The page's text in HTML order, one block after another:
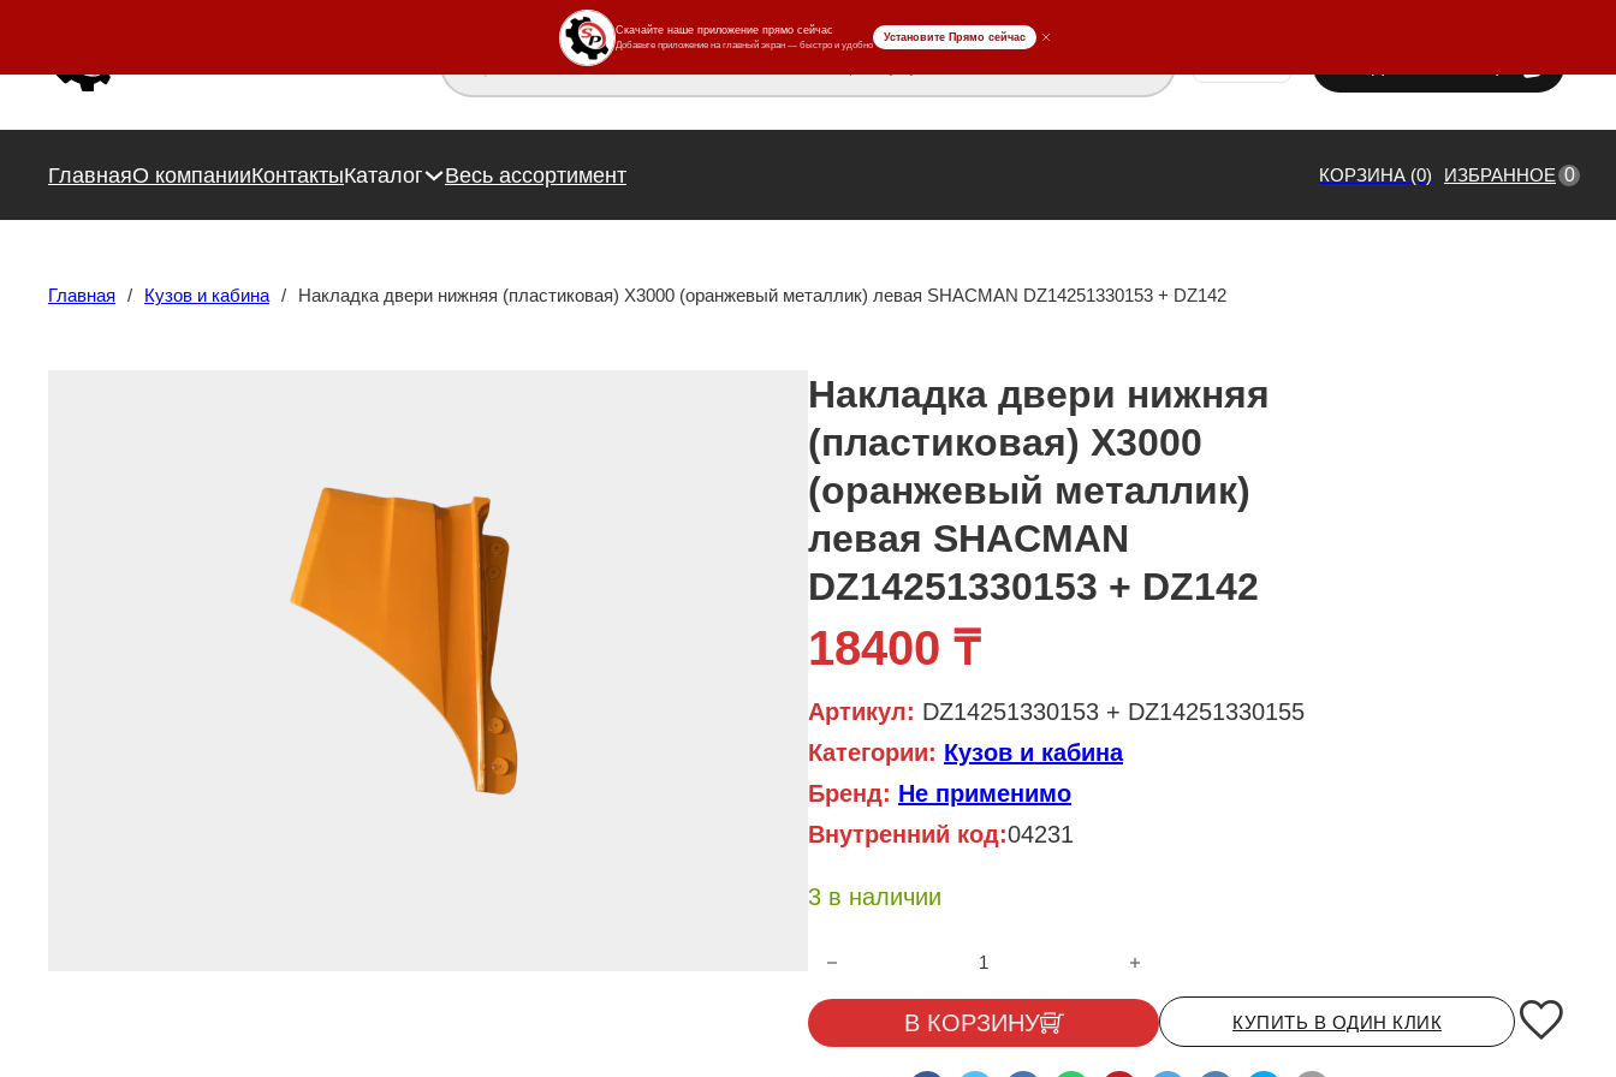
Поиск товаров
ГлавнаяО компанииКонтактыКаталог Весь ассортимент КОРЗИНА (0) ИЗБРАННОЕ 0
Главная / Кузов и кабина / Накладка двери нижняя (пластиковая) X3000 (оранжевый металлик) левая SHACMAN DZ14251330153 + DZ142
Накладка двери нижняя
(пластиковая) X3000
(оранжевый металлик)
левая SHACMAN
DZ14251330153 + DZ142
18400 ₸
Артикул: DZ14251330153 + DZ14251330155
Категории: Кузов и кабина
Бренд: Не применимо
Внутренний код:04231
3 в наличии
Количество товара Накладка двери нижняя (пластиковая) X3000 (оранжевый металлик) левая
В КОРЗИНУ КУПИТЬ В ОДИН КЛИК